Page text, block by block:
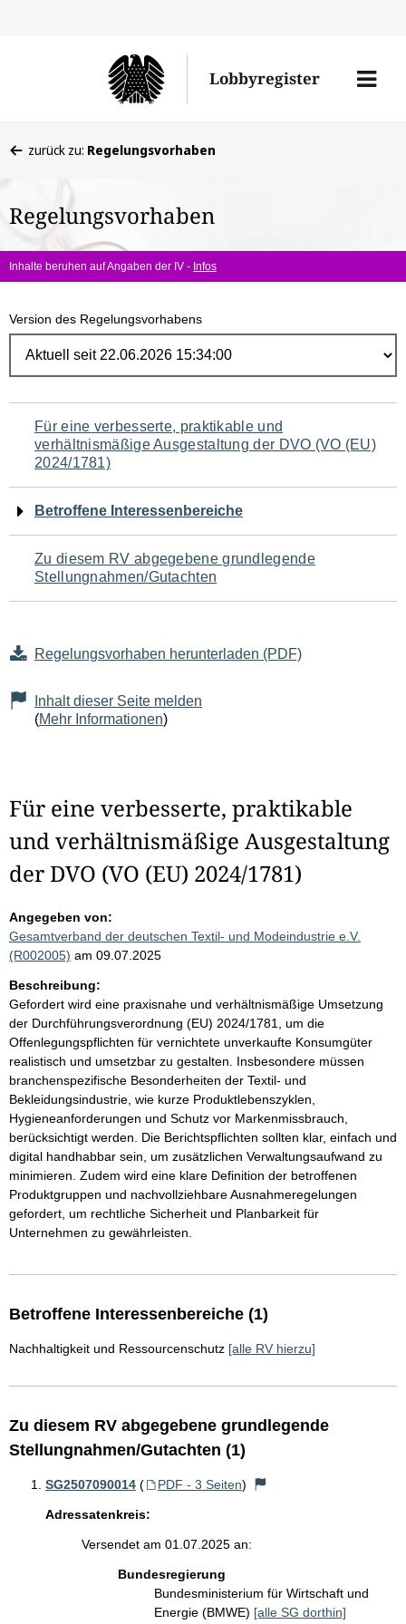
Lobbyregister
Menü
befinden
hier:
zurück zu: Regelungsvorhaben
Regelungsvorhaben
Inhalte beruhen auf Angaben der IV - Infos
Version des Regelungsvorhabens
Navigation
für
den
Seiteninhalt
Für eine verbesserte, praktikable und
verhältnismäßige Ausgestaltung der DVO (VO (EU)
2024/1781)
Betroffene Interessenbereiche
Zu diesem RV abgegebene grundlegende
Stellungnahmen/Gutachten
Regelungsvorhaben herunterladen (PDF)
Inhalt dieser Seite melden
(Mehr Informationen)
Für eine verbesserte, praktikable
und verhältnismäßige Ausgestaltung
der DVO (VO (EU) 2024/1781)
Angegeben von:
Gesamtverband der deutschen Textil- und Modeindustrie e.V.
(R002005) am 09.07.2025
Beschreibung:
Gefordert wird eine praxisnahe und verhältnismäßige Umsetzung
der Durchführungsverordnung (EU) 2024/1781, um die
Offenlegungspflichten für vernichtete unverkaufte Konsumgüter
realistisch und umsetzbar zu gestalten. Insbesondere müssen
branchenspezifische Besonderheiten der Textil- und
Bekleidungsindustrie, wie kurze Produktlebenszyklen,
Hygieneanforderungen und Schutz vor Markenmissbrauch,
berücksichtigt werden. Die Berichtspflichten sollten klar, einfach und
digital handhabbar sein, um zusätzlichen Verwaltungsaufwand zu
minimieren. Zudem wird eine klare Definition der betroffenen
Produktgruppen und nachvollziehbare Ausnahmeregelungen
gefordert, um rechtliche Sicherheit und Planbarkeit für
Unternehmen zu gewährleisten.
Betroffene Interessenbereiche (1)
Nachhaltigkeit und Ressourcenschutz [alle RV hierzu]
Zu diesem RV abgegebene grundlegende
Stellungnahmen/Gutachten (1)
SG2507090014 ( PDF - 3 Seiten)
Adressatenkreis:
Versendet am 01.07.2025 an:
Bundesregierung
Bundesministerium für Wirtschaft und
Energie (BMWE) [alle SG dorthin]